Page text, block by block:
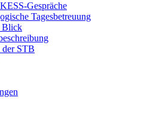
Gespräche
Tagesbetreuung
Blick
der STB